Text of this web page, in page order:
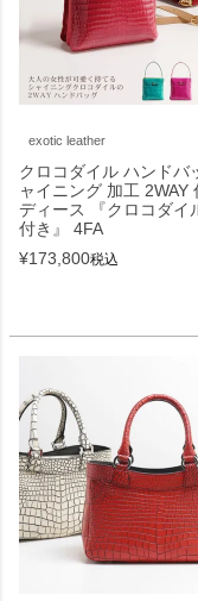
exotic leather
クロコダイル ハンドバ
ャイニング 加工 2WAY
ディース 『クロコダイ
付き』 4FA
¥173,800税込